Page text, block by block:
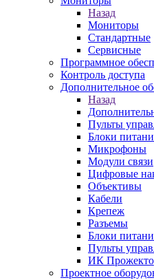
Назад
Мониторы
Стандартные
Сервисные
Программное
Контроль доступа
Дополнительное
Назад
Пульты
Блоки
Микрофоны
Модули связи
Цифровые
Объективы
Кабели
Крепеж
Разъемы
Блоки
Пульты
ИК
Проектное